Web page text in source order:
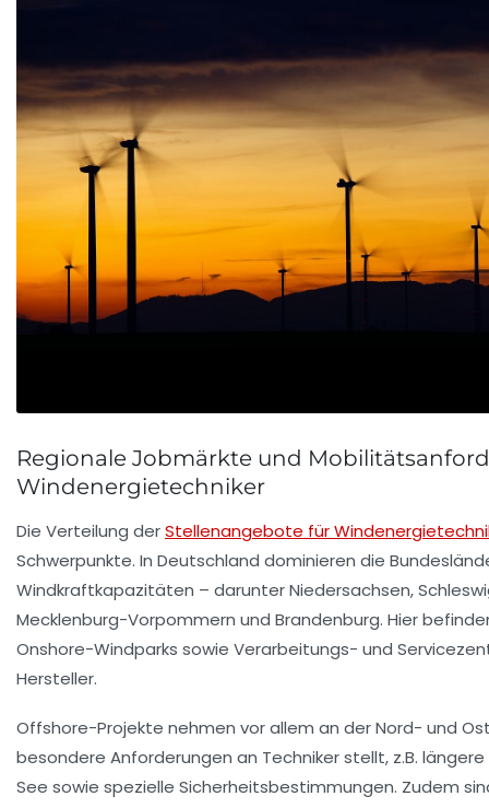
Regionale Jobmärkte und
Windenergietechniker
Die Verteilung derStellenangebote für
Schwerpunkte. In Deutschland dominieren die
Windkraftkapazitäten – darunter Niedersachsen,
Mecklenburg-Vorpommern und Brandenburg. Hier
Onshore-Windparks sowie Verarbeitungs- und
Hersteller.
Offshore-Projekte nehmen vor allem an der Nord- und
besondere Anforderungen an Techniker stellt, z.B.
See sowie spezielle Sicherheitsbestimmungen. Zudem